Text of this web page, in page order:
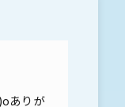
ありが